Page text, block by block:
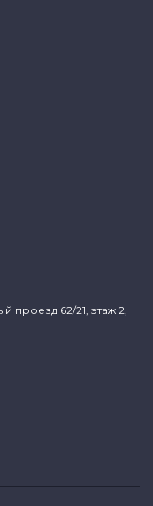
проезд 62/21, этаж 2,